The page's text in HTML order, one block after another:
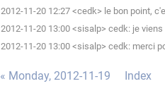
2012-11-20 12:27 <cedk> le bon point,
2012-11-20 13:00 <sisalp> cedk: je
2012-11-20 13:00 <sisalp> cedk: merci
« Monday, 2012-11-19 Index